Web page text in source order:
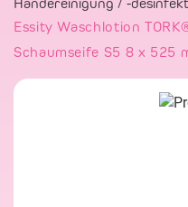
Essity Waschlotion
Schaumseife S5 8 x 525